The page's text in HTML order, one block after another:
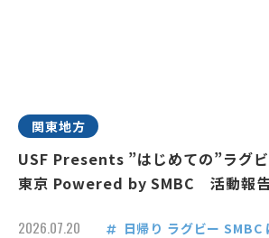
関東地方
USF Presents ”はじめての”ラグ
東京 Powered by SMBC 活動報
2026.07.20 日帰り ラグビー SMBC